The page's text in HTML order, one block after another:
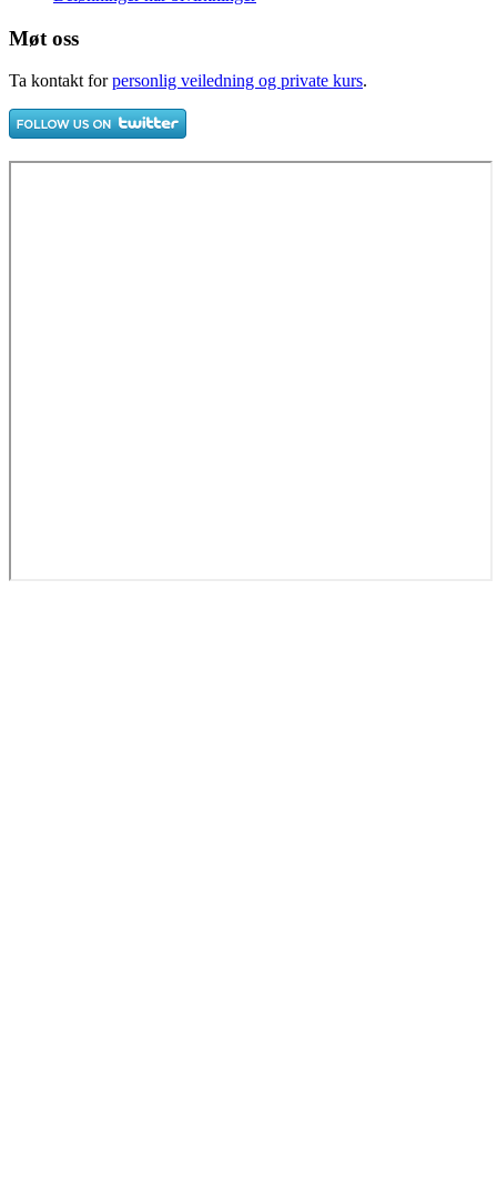
Møt oss
Ta kontakt forpersonlig veiledning og private kurs.